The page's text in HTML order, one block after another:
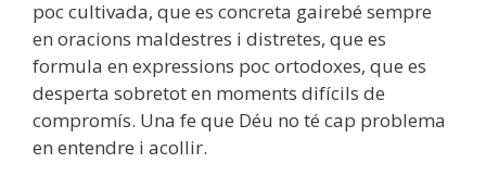
poc cultivada, que es concreta gairebé sempre
en oracions maldestres i distretes, que es
formula en expressions poc ortodoxes, que es
desperta sobretot en moments difícils de
compromís. Una fe que Déu no té cap problema
en entendre i acollir.